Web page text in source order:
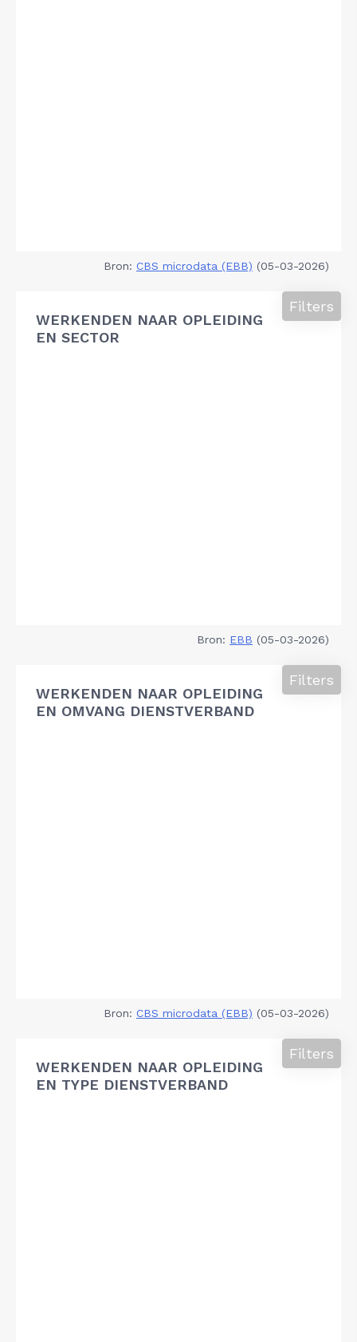
Bron: CBS microdata (EBB) (05-03-2026)
WERKENDEN NAAR OPLEIDING
EN SECTOR
Filters
Bron: EBB (05-03-2026)
WERKENDEN NAAR OPLEIDING
EN OMVANG DIENSTVERBAND
Filters
Bron: CBS microdata (EBB) (05-03-2026)
WERKENDEN NAAR OPLEIDING
EN TYPE DIENSTVERBAND
Filters